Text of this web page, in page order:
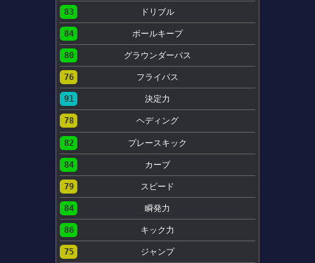
83 ドリブル
84 ボールキープ
80 グラウンダーパス
76 フライパス
91 決定力
78 ヘディング
82 プレースキック
84 カーブ
79 スピード
84 瞬発力
86 キック力
75 ジャンプ